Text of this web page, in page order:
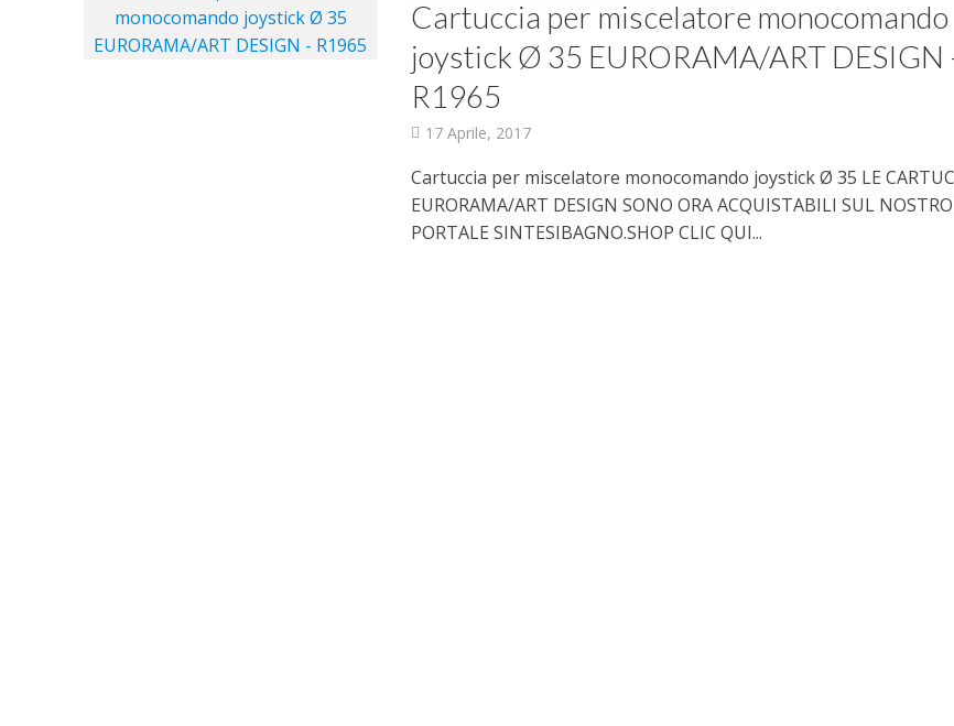
Cartuccia per miscelatore monocomando
joystick Ø 35 EURORAMA/ART DESIGN
R1965
17 Aprile, 2017
Cartuccia per miscelatore monocomando joystick Ø 35 LE
EURORAMA/ART DESIGN SONO ORA ACQUISTABILI SUL
PORTALE SINTESIBAGNO.SHOP CLIC QUI...